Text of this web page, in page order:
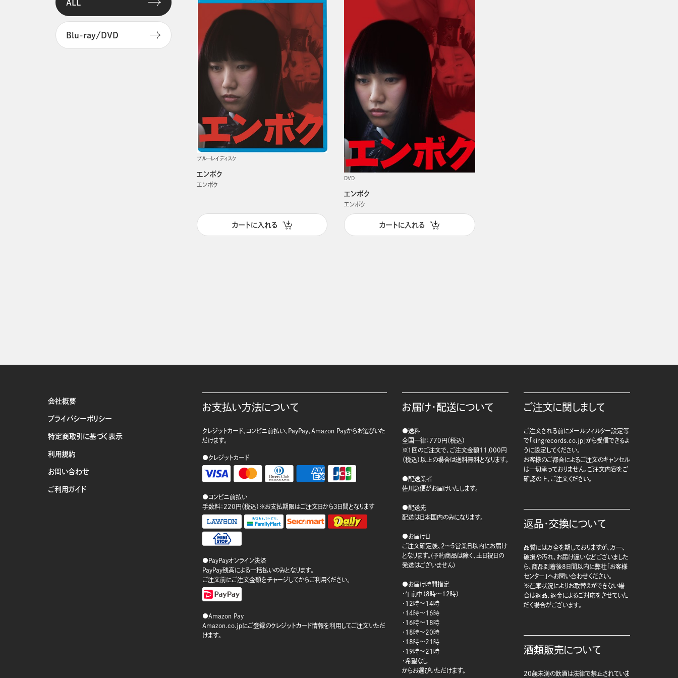
ALL
Blu-ray/DVD
ブルーレイディスク
エンボク
エンボク
カートに入れる
DVD
エンボク
エンボク
カートに入れる
会社概要
プライバシーポリシー
特定商取引に基づく表示
利用規約
お問い合わせ
ご利用ガイド
お支払い方法について
クレジットカード、コンビニ前払い、PayPay、Amazon Payからお選びいた
だけます。
●クレジットカード
●コンビニ前払い
手数料：220円（税込）※お支払期限はご注文日から3日間となります
●PayPayオンライン決済
PayPay残高による一括払いのみとなります。
ご注文前にご注文金額をチャージしてからご利用ください。
●Amazon Pay
Amazon.co.jpにご登録のクレジットカード情報を利用してご注文いただ
けます。
お届け・配送について
●送料
全国一律：770円（税込）
※1回のご注文で、ご注文金額11,000円
（税込）以上の場合は送料無料となります。
●配送業者
佐川急便がお届けいたします。
●配送先
配送は日本国内のみになります。
●お届け日
ご注文確定後、2～5営業日以内にお届け
となります。(予約商品は除く、土日祝日の
発送はございません)
●お届け時間指定
・午前中（8時～12時）
・12時～14時
・14時～16時
・16時～18時
・18時～20時
・18時～21時
・19時～21時
・希望なし
からお選びいただけます。
ご注文に関しまして
ご注文される前にメールフィルター設定等
で「kingrecords.co.jp」から受信できるよ
うに設定してください。
お客様のご都合によるご注文のキャンセル
は一切承っておりません。ご注文内容をご
確認の上、ご注文ください。
返品・交換について
品質には万全を期しておりますが、万一、
破損や汚れ、お届け違いなどございました
ら、商品到着後8日間以内に弊社「お客様
センター」へお問い合わせください。
※在庫状況によりお取替えができない場
合は返品、返金によるご対応をさせていた
だく場合がございます。
酒類販売について
20歳未満の飲酒は法律で禁止されていま